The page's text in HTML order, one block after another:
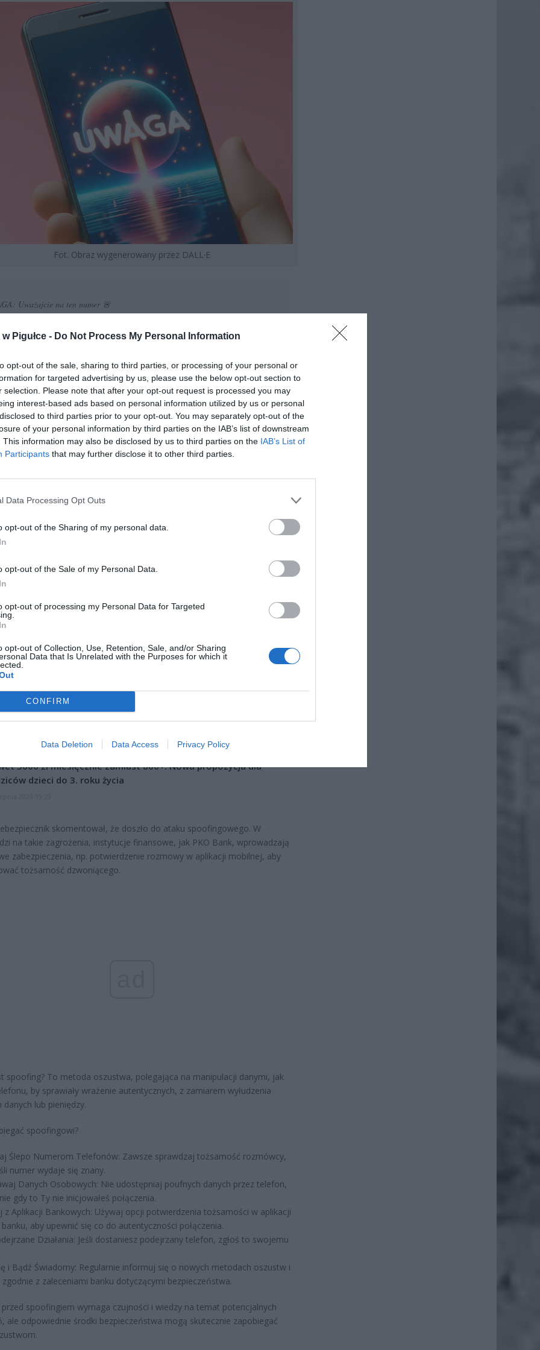
Pigułce - Do Not Process My Personal Information
opt-out of the sale, sharing to third parties, or processing of your personal or
for targeted advertising by us, please use the below opt-out section to
selection. Please note that after your opt-out request is processed you may
interest-based ads based on personal information utilized by us or personal
to third parties prior to your opt-out. You may separately opt-out of the
of your personal information by third parties on the IAB’s list of downstream
This information may also be disclosed by us to third parties on the IAB’s List of
Participants that may further disclose it to other third parties.
Data Processing Opt Outs
opt-out of the Sharing of my personal data.
opt-out of the Sale of my Personal Data.
opt-out of processing my Personal Data for Targeted
opt-out of Collection, Use, Retention, Sale, and/or Sharing
Data that Is Unrelated with the Purposes for which it
CONFIRM
Data Deletion Data Access Privacy Policy
Fot. Obraz wygenerowany przez DALL·E
Uważajcie na ten numer 🚨
mnie wydymać na kasę z konta w@SantanderBankPL🥲
Po… pic.twitter.com/W3qqGhvAtD
(@nieantyfan)September 15, 2023
Internetu podzielił się swoją historią, w której otrzymał SMS-a podczas
był to atak spoofingowy. Ostrzega on przed numerem 512 033 846, z
fałszywą wiadomość.
RÓWNIEŻ:
obywatel Ukrainy zaatakował zakonnicę i zerwał jej krzyż.
2026 15:40
3600 zł miesięcznie zamiast 800+. Nowa propozycja dla
dzieci do 3. roku życia
skomentował, że doszło do ataku spoofingowego. W
na takie zagrożenia, instytucje finansowe, jak PKO Bank, wprowadzają
zabezpieczenia, np. potwierdzenie rozmowy w aplikacji mobilnej, aby
tożsamość dzwoniącego.
spoofing? To metoda oszustwa, polegająca na manipulacji danymi, jak
by sprawiały wrażenie autentycznych, z zamiarem wyłudzenia
danych lub pieniędzy.
spoofingowi?
Ślepo Numerom Telefonów: Zawsze sprawdzaj tożsamość rozmówcy,
numer wydaje się znany.
Danych Osobowych: Nie udostępniaj poufnych danych przez telefon,
gdy to Ty nie inicjowałeś połączenia.
z Aplikacji Bankowych: Używaj opcji potwierdzenia tożsamości w aplikacji
aby upewnić się co do autentyczności połączenia.
Działania: Jeśli dostaniesz podejrzany telefon, zgłoś to swojemu
i Bądź Świadomy: Regularnie informuj się o nowych metodach oszustw i
z zaleceniami banku dotyczącymi bezpieczeństwa.
spoofingiem wymaga czujności i wiedzy na temat potencjalnych
ale odpowiednie środki bezpieczeństwa mogą skutecznie zapobiegać